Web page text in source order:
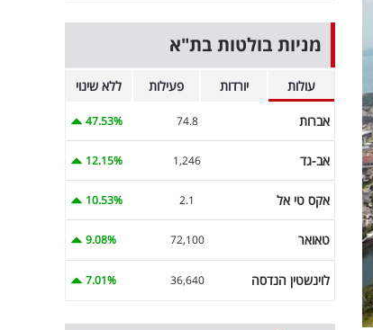
מניות בולטות בת"א
עולות יורדות פעילות ללא שינוי
אברות 74.8
47.53%
אב-גד 1,246
12.15%
אקס טי אל 2.1
10.53%
טאואר 72,100
9.08%
לוינשטין הנדסה 36,640
7.01%